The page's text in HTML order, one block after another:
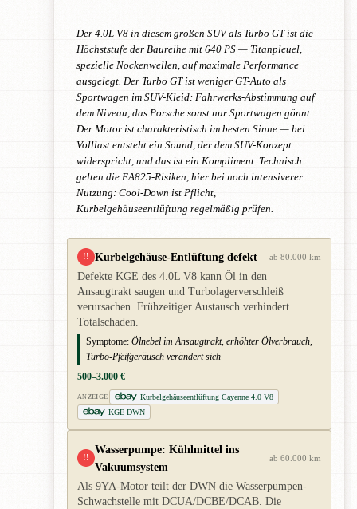
Der 4.0L V8 in diesem großen SUV als Turbo GT ist die
Höchststufe der Baureihe mit 640 PS — Titanpleuel,
spezielle Nockenwellen, auf maximale Performance
ausgelegt. Der Turbo GT ist weniger GT-Auto als
Sportwagen im SUV-Kleid: Fahrwerks-Abstimmung auf
dem Niveau, das Porsche sonst nur Sportwagen gönnt.
Der Motor ist charakteristisch im besten Sinne — bei
Volllast entsteht ein Sound, der dem SUV-Konzept
widerspricht, und das ist ein Kompliment. Technisch
gelten die EA825-Risiken, hier bei noch intensiverer
Nutzung: Cool-Down ist Pflicht,
Kurbelgehäuseentlüftung regelmäßig prüfen.
!! Kurbelgehäuse-Entlüftung defekt ab 80.000 km
Defekte KGE des 4.0L V8 kann Öl in den
Ansaugtrakt saugen und Turbolagerverschleiß
verursachen. Frühzeitiger Austausch verhindert
Totalschaden.
Symptome: Ölnebel im Ansaugtrakt, erhöhter Ölverbrauch,
Turbo-Pfeifgeräusch verändert sich
500–3.000 €
ANZEIGE
Kurbelgehäuseentlüftung Cayenne 4.0 V8
KGE DWN
!!
Wasserpumpe: Kühlmittel ins
Vakuumsystem
ab 60.000 km
Als 9YA-Motor teilt der DWN die Wasserpumpen-
Schwachstelle mit DCUA/DCBE/DCAB. Die